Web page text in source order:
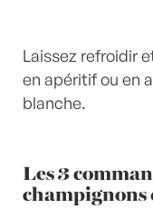
Laissez refroidir
en apéritif ou en
blanche.
Les 3
champignons